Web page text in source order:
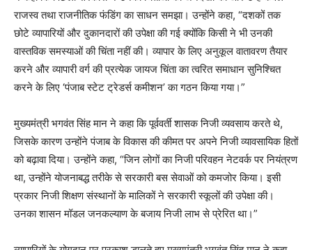
राजस्व तथा राजनीतिक फंडिंग का साधन समझा। उन्होंने कहा, “दशकों तक
छोटे व्यापारियों और दुकानदारों की उपेक्षा की गई क्योंकि किसी ने भी उनकी
वास्तविक समस्याओं की चिंता नहीं की। व्यापार के लिए अनुकूल वातावरण तैयार
करने और व्यापारी वर्ग की प्रत्येक जायज चिंता का त्वरित समाधान सुनिश्चित
करने के लिए ‘पंजाब स्टेट ट्रेडर्स कमीशन’ का गठन किया गया।”
मुख्यमंत्री भगवंत सिंह मान ने कहा कि पूर्ववर्ती शासक निजी व्यवसाय करते थे,
जिसके कारण उन्होंने पंजाब के विकास की कीमत पर अपने निजी व्यावसायिक हितों
को बढ़ावा दिया। उन्होंने कहा, “जिन लोगों का निजी परिवहन नेटवर्क पर नियंत्रण
था, उन्होंने योजनाबद्ध तरीके से सरकारी बस सेवाओं को कमजोर किया। इसी
प्रकार निजी शिक्षण संस्थानों के मालिकों ने सरकारी स्कूलों की उपेक्षा की।
उनका शासन मॉडल जनकल्याण के बजाय निजी लाभ से प्रेरित था।”